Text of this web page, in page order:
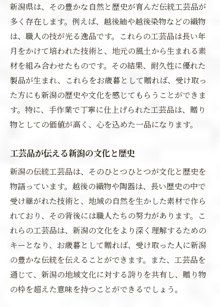
新潟県は、その豊かな自然と歴史が育んだ伝統工芸品が
多く存在します。例えば、越後紬や越後染物などの織物
は、職人の技が光る逸品です。これらの工芸品は長い年
月をかけて培われた技術と、地元の風土から生まれる素
材を組み合わせたものです。その結果、耐久性に優れた
製品が生まれ、これらをお歳暮として贈れば、受け取っ
た方にも新潟の歴史や文化を感じてもらうことができま
す。特に、手作業で丁寧に仕上げられた工芸品は、贈り
物としての価値が高く、心を込めた一品になります。
工芸品が伝える新潟の文化と歴史
新潟の伝統工芸品は、そのひとつひとつが文化と歴史を
物語っています。越後の織物や陶器は、長い歴史の中で
受け継がれた技術と、地域の自然を生かした素材で作ら
れており、その背後には職人たちの努力があります。こ
れらの工芸品は、新潟の文化をより深く理解するための
キーとなり、お歳暮として贈れば、受け取った人に新潟
の豊かな伝統を伝えることができます。また、工芸品を
通じて、新潟の地域文化に対する誇りを共有し、贈り物
の枠を超えた意味を持つことができるでしょう。